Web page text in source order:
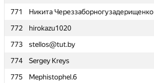
771
Никита Череззаборногузадерищенко
772
hirokazu1020
773
stellos@tut.by
774
Sergey Kreys
775
Mephistophel.6
771
Никита Череззаборногузадерищенко
772
hirokazu1020
773
stellos@tut.by
774
Sergey Kreys
775
Mephistophel.6